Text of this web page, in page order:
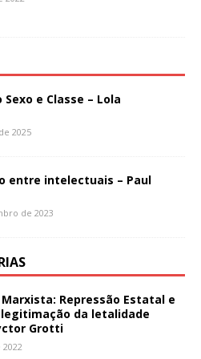
e Classe – Lola
2025
entre intelectuais – Paul
de 2023
Repressão Estatal e
legitimação da letalidade
Grotti